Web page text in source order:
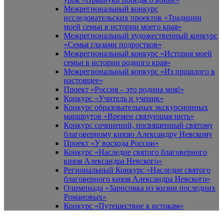
Межрегиональный конкурс
исследовательских проектов «Традиции
моей семьи в истории моего края»
Межрегиональный художественный конкурс
«Семья глазами подростков»
Межрегиональный конкурс «История моей
семьи в истории родного края»
Межрегиональный конкурс «Из прошлого в
настоящее»
Проект «Россия – это родина моя!»
Конкурс «Учитель и ученик»
Конкурс образовательных экскурсионных
маршрутов «Времен связующая нить»
Конкурс сочинений, посвященный святому
благоверному князю Александру Невскому
Проект «У восхода России»
Конкурс «Наследие святого благоверного
князя Александра Невского»
Региональный Конкурс «Наследие святого
благоверного князя Александра Невского»
Олимпиада «Зарисовка из жизни последних
Романовых»
Конкурс «Путешествие к истокам»